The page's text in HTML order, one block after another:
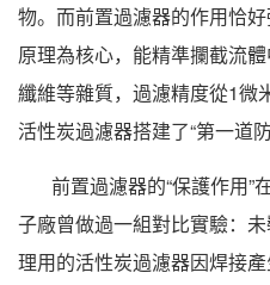
物。而前置過濾器的作用恰
原理為核心，能精準攔截流
纖維等雜質，過濾精度從1微
活性炭過濾器搭建了“第一道防
前置過濾器的“保護作用”
子廠曾做過一組對比實驗：
理用的活性炭過濾器因焊接